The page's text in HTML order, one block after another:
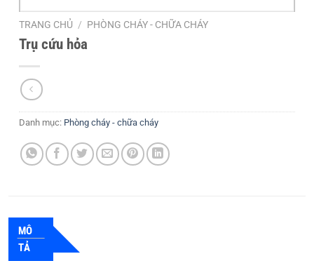
TRANG CHỦ / PHÒNG CHÁY - CHỮA CHÁY
Trụ cứu hỏa
Danh mục: Phòng cháy - chữa cháy
MÔ
TẢ